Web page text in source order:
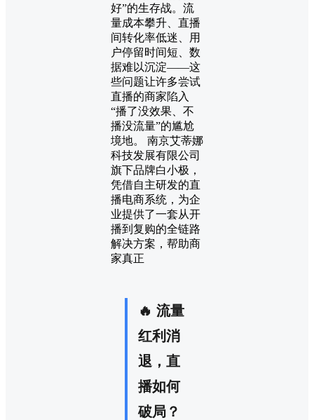
好”的生存战。流
量成本攀升、直播
间转化率低迷、用
户停留时间短、数
据难以沉淀——这
些问题让许多尝试
直播的商家陷入
“播了没效果、不
播没流量”的尴尬
境地。 南京艾蒂娜
科技发展有限公司
旗下品牌白小极，
凭借自主研发的直
播电商系统，为企
业提供了一套从开
播到复购的全链路
解决方案，帮助商
家真正
🔥 流量
红利消
退，直
播如何
破局？